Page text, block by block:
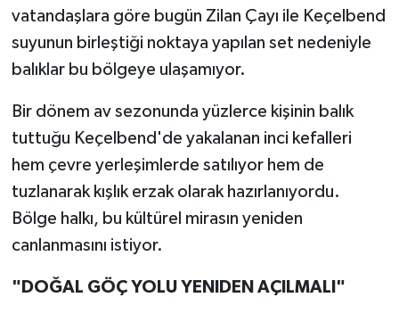
vatandaşlara göre bugün Zilan Çayı ile Keçelbend
suyunun birleştiği noktaya yapılan set nedeniyle
balıklar bu bölgeye ulaşamıyor.
Bir dönem av sezonunda yüzlerce kişinin balık
tuttuğu Keçelbend'de yakalanan inci kefalleri
hem çevre yerleşimlerde satılıyor hem de
tuzlanarak kışlık erzak olarak hazırlanıyordu.
Bölge halkı, bu kültürel mirasın yeniden
canlanmasını istiyor.
"DOĞAL GÖÇ YOLU YENIDEN AÇILMALI"